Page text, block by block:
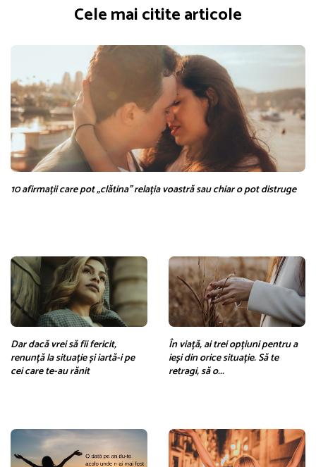
Cele mai citite articole
10 afirmații care pot „clătina” relația voastră sau chiar o pot distruge
Dar dacă vrei să fii fericit,
renunță la situație și iartă-i pe
cei care te-au rănit
În viață, ai trei opțiuni pentru a
ieși din orice situație. Să te
retragi, să o...